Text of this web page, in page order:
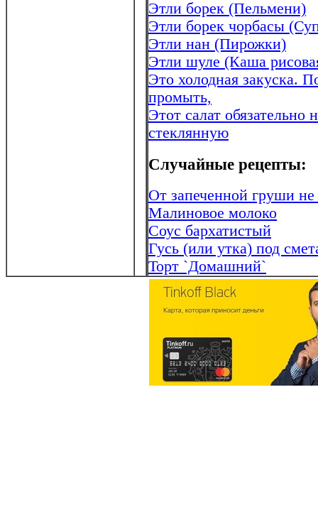
Этли борек (Пельмени)
Этли борек чорбасы
Этли нан (Пирожки)
Этли шуле (Каша
Это холодная закуска.
промыть,
Этот салат обязательно
стеклянную
Случайные рецепты:
От запеченной груши
Малиновое молоко
Соус бархатистый
Гусь (или утка) под
Торт `Домашний`